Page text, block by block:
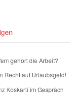
gehört die Arbeit?
Recht auf Urlaubsgeld!
Koskarti im Gespräch